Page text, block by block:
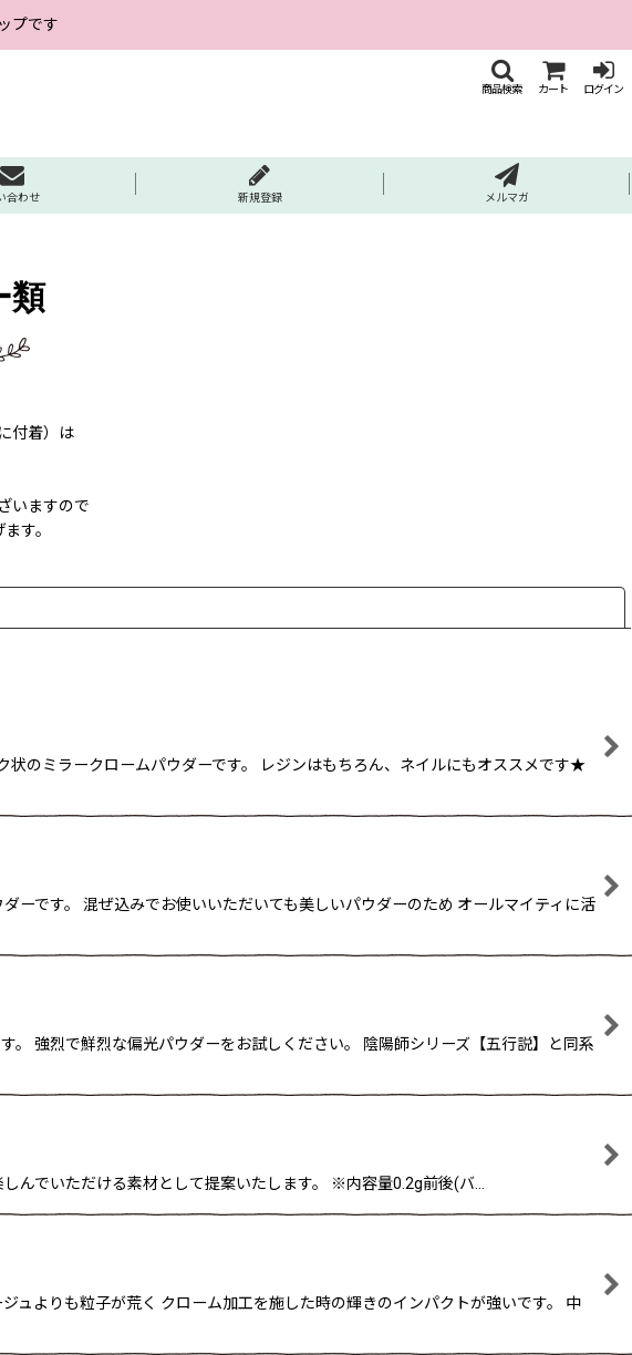
プです
商品検索 カート ログイン
合わせ 新規登録 メルマガ
類
付着）は
いますので
す。
のミラークロームパウダーです。 レジンはもちろん、ネイルにもオススメです★
ーです。 混ぜ込みでお使いいただいても美しいパウダーのため オールマイティに活
強烈で鮮烈な偏光パウダーをお試しください。 陰陽師シリーズ【五行説】と同系
んでいただける素材として提案いたします。 ※内容量0.2g前後(バ…
ュよりも粒子が荒く クローム加工を施した時の輝きのインパクトが強いです。 中